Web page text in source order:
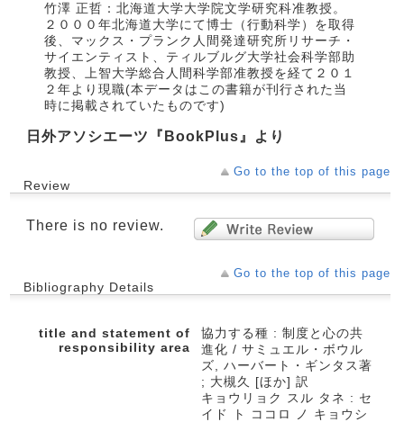
竹澤 正哲：北海道大学大学院文学研究科准教授。
２０００年北海道大学にて博士（行動科学）を取得
後、マックス・プランク人間発達研究所リサーチ・
サイエンティスト、ティルブルグ大学社会科学部助
教授、上智大学総合人間科学部准教授を経て２０１
２年より現職(本データはこの書籍が刊行された当
時に掲載されていたものです)
日外アソシエーツ『BookPlus』より
Go to the top of this page
Review
There is no review.
Go to the top of this page
Bibliography Details
title and statement of
responsibility area
協力する種 : 制度と心の共
進化 / サミュエル・ボウル
ズ, ハーバート・ギンタス著
; 大槻久 [ほか] 訳
キョウリョク スル タネ : セ
イド ト ココロ ノ キョウシ